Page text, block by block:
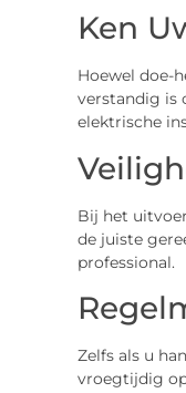
Ken
Hoewel doe-
verstandig is
elektrische
Bij het
de juiste
professional.
Zelfs als u
vroegtijdig